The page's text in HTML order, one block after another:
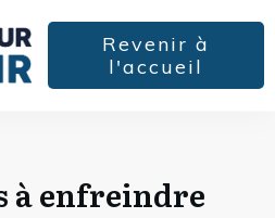
Revenir à
l'accueil
à enfreindre